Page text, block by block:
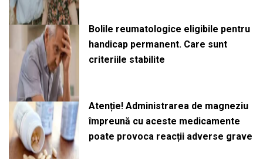
Bolile reumatologice eligibile pentru
handicap permanent. Care sunt
criteriile stabilite
Atenție! Administrarea de magneziu
împreună cu aceste medicamente
poate provoca reacții adverse grave